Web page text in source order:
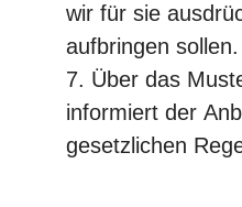
wir für sie
aufbringen sollen.
Über das
informiert der
gesetzlichen